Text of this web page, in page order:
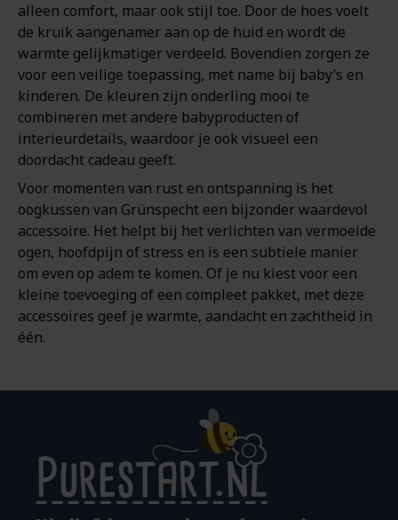
alleen comfort, maar ook stijl toe. Door de hoes voelt
de kruik aangenamer aan op de huid en wordt de
warmte gelijkmatiger verdeeld. Bovendien zorgen ze
voor een veilige toepassing, met name bij baby’s en
kinderen. De kleuren zijn onderling mooi te
combineren met andere babyproducten of
interieurdetails, waardoor je ook visueel een
doordacht cadeau geeft.
Voor momenten van rust en ontspanning is het
oogkussen van Grünspecht een bijzonder waardevol
accessoire. Het helpt bij het verlichten van vermoeide
ogen, hoofdpijn of stress en is een subtiele manier
om even op adem te komen. Of je nu kiest voor een
kleine toevoeging of een compleet pakket, met deze
accessoires geef je warmte, aandacht en zachtheid in
één.